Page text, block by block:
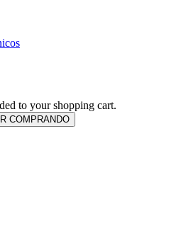
to your shopping cart.
COMPRANDO